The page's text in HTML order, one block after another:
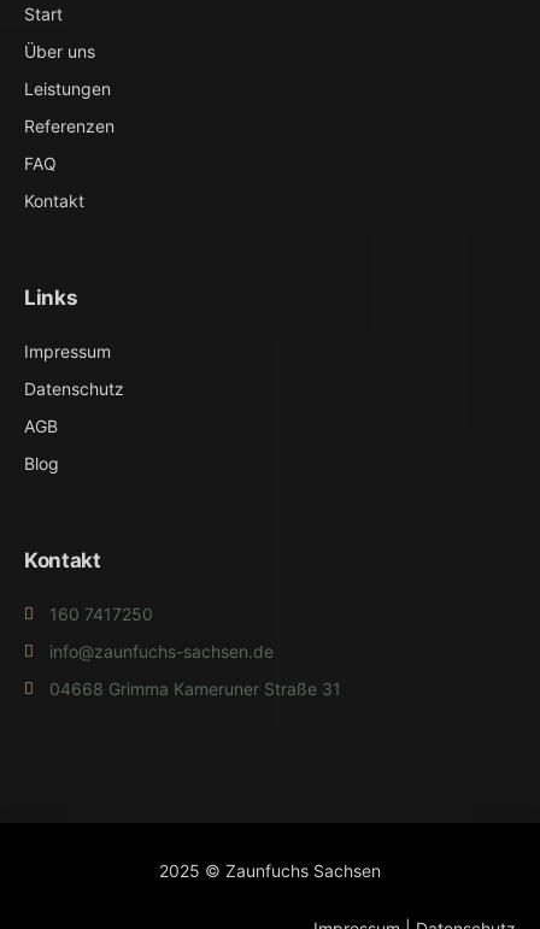
Start
Über uns
Leistungen
Referenzen
FAQ
Kontakt
Links
Impressum
Datenschutz
AGB
Blog
Kontakt
160 7417250
info@zaunfuchs-sachsen.de
04668 Grimma Kameruner Straße 31
2025 © Zaunfuchs Sachsen